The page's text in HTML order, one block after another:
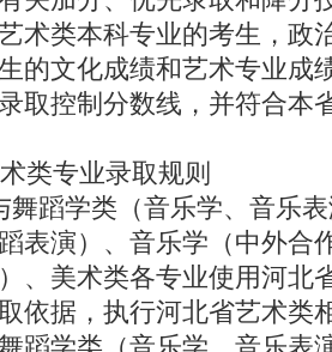
类本科专业的考生，政
的文化成绩和艺术专业成
取控制分数线，并符合本
专业录取规则
蹈学类（音乐学、音乐表
表演）、音乐学（中外合
、美术类各专业使用河北
依据，执行河北省艺术类